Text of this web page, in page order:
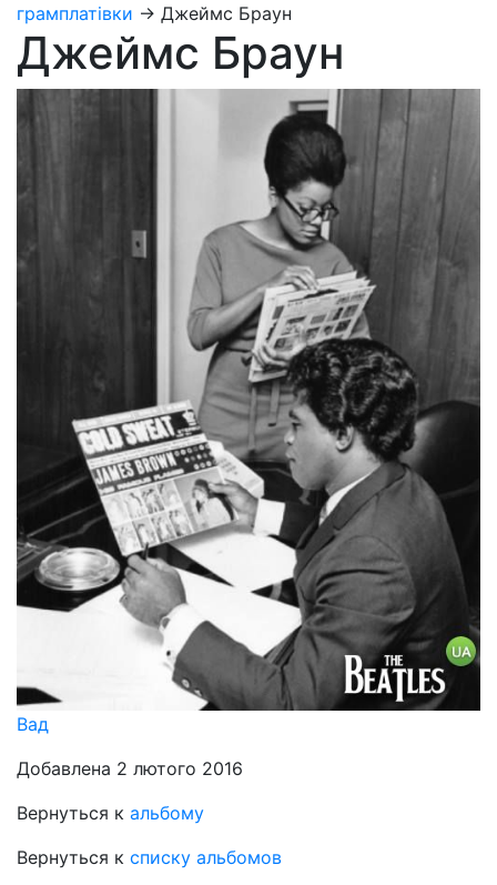
грамплатівки → Джеймс Браун
Джеймс Браун
Вад
Добавлена 2 лютого 2016
Вернуться к альбому
Вернуться к списку альбомов